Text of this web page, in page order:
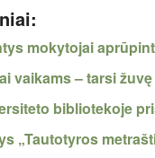
mokytojai
vaikams – tarsi žuvę
bibliotekoje
„Tautotyros